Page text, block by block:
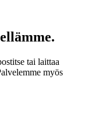
tai laittaa
myös